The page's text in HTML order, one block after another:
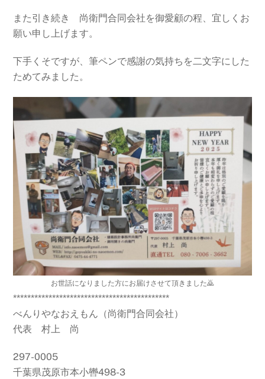
また引き続き 尚衛門合同会社を御愛顧の程、宜しくお
願い申し上げます。
下手くそですが、筆ペンで感謝の気持ちを二文字にした
ためてみました。
お世話になりました方にお届けさせて頂きました🙇
********************************************
べんりやなおえもん（尚衛門合同会社）
代表 村上 尚
297-0005
千葉県茂原市本小轡498-3